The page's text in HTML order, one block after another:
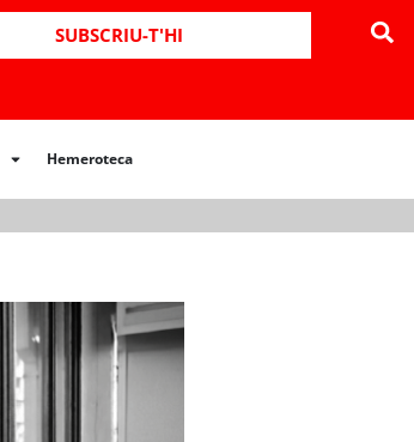
SUBSCRIU-T'HI
Hemeroteca
Hemeroteca